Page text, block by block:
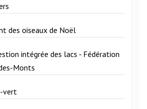
des oiseaux de Noël
intégrée des lacs - Fédération
Monts
vert